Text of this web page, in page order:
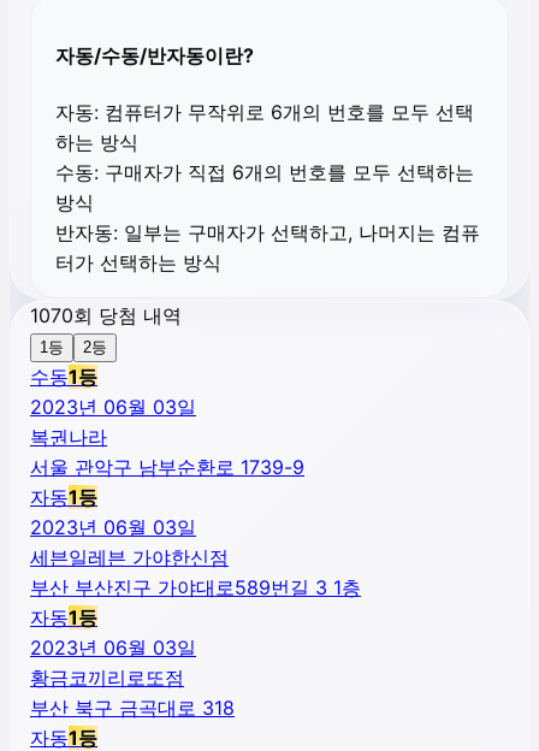
자동/수동/반자동이란?
자동: 컴퓨터가 무작위로 6개의 번호를 모두 선택
하는 방식
수동: 구매자가 직접 6개의 번호를 모두 선택하는
방식
반자동: 일부는 구매자가 선택하고, 나머지는 컴퓨
터가 선택하는 방식
1070회 당첨 내역
1등 2등
수동1등
2023년 06월 03일
복권나라
서울 관악구 남부순환로 1739-9
자동1등
2023년 06월 03일
세븐일레븐 가야한신점
부산 부산진구 가야대로589번길 3 1층
자동1등
2023년 06월 03일
황금코끼리로또점
부산 북구 금곡대로 318
자동1등